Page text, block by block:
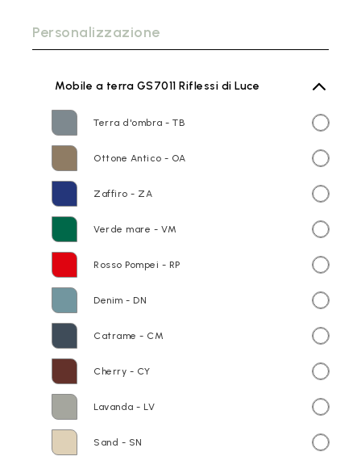
Personalizzazione
Mobile a terra GS7011 Riflessi di Luce
Terra d'ombra - TB
Ottone Antico - OA
Zaffiro - ZA
Verde mare - VM
Rosso Pompei - RP
Denim - DN
Catrame - CM
Cherry - CY
Lavanda - LV
Sand - SN